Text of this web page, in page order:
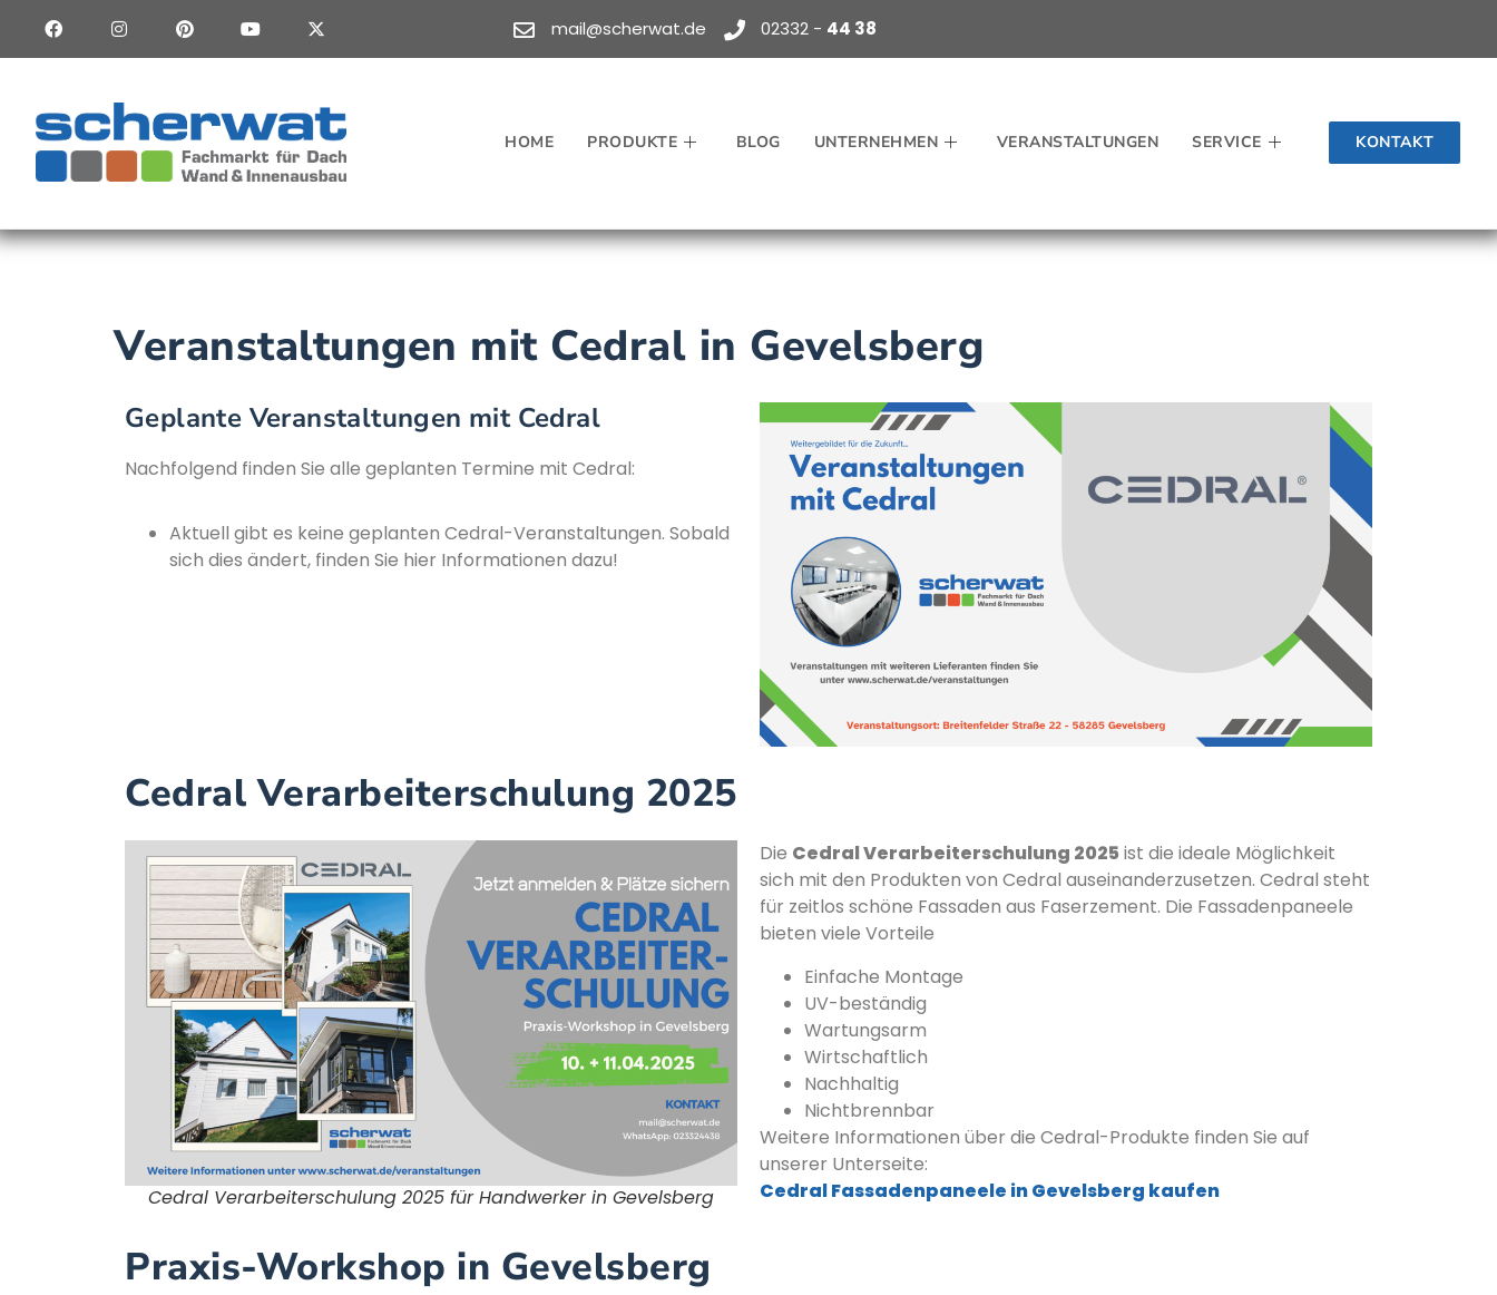
mail@scherwat.de 02332 - 44 38
HOME PRODUKTE BLOG UNTERNEHMEN VERANSTALTUNGEN SERVICE KONTAKT
Veranstaltungen mit Cedral in Gevelsberg
Geplante Veranstaltungen mit Cedral
Nachfolgend finden Sie alle geplanten Termine mit Cedral:
Aktuell gibt es keine geplanten Cedral-Veranstaltungen. Sobald
sich dies ändert, finden Sie hier Informationen dazu!
Cedral Verarbeiterschulung 2025
Cedral Verarbeiterschulung 2025 für Handwerker in Gevelsberg
Die Cedral Verarbeiterschulung 2025 ist die ideale Möglichkeit
sich mit den Produkten von Cedral auseinanderzusetzen. Cedral steht
für zeitlos schöne Fassaden aus Faserzement. Die Fassadenpaneele
bieten viele Vorteile
Einfache Montage
UV-beständig
Wartungsarm
Wirtschaftlich
Nachhaltig
Nichtbrennbar
Weitere Informationen über die Cedral-Produkte finden Sie auf
unserer Unterseite:
Cedral Fassadenpaneele in Gevelsberg kaufen
Praxis-Workshop in Gevelsberg